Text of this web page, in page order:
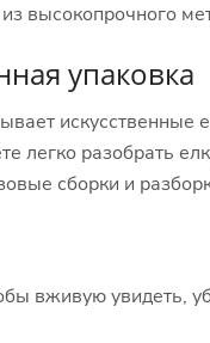
высокопрочного
упаковка
легко разобрать
сборки и
вживую увидеть,